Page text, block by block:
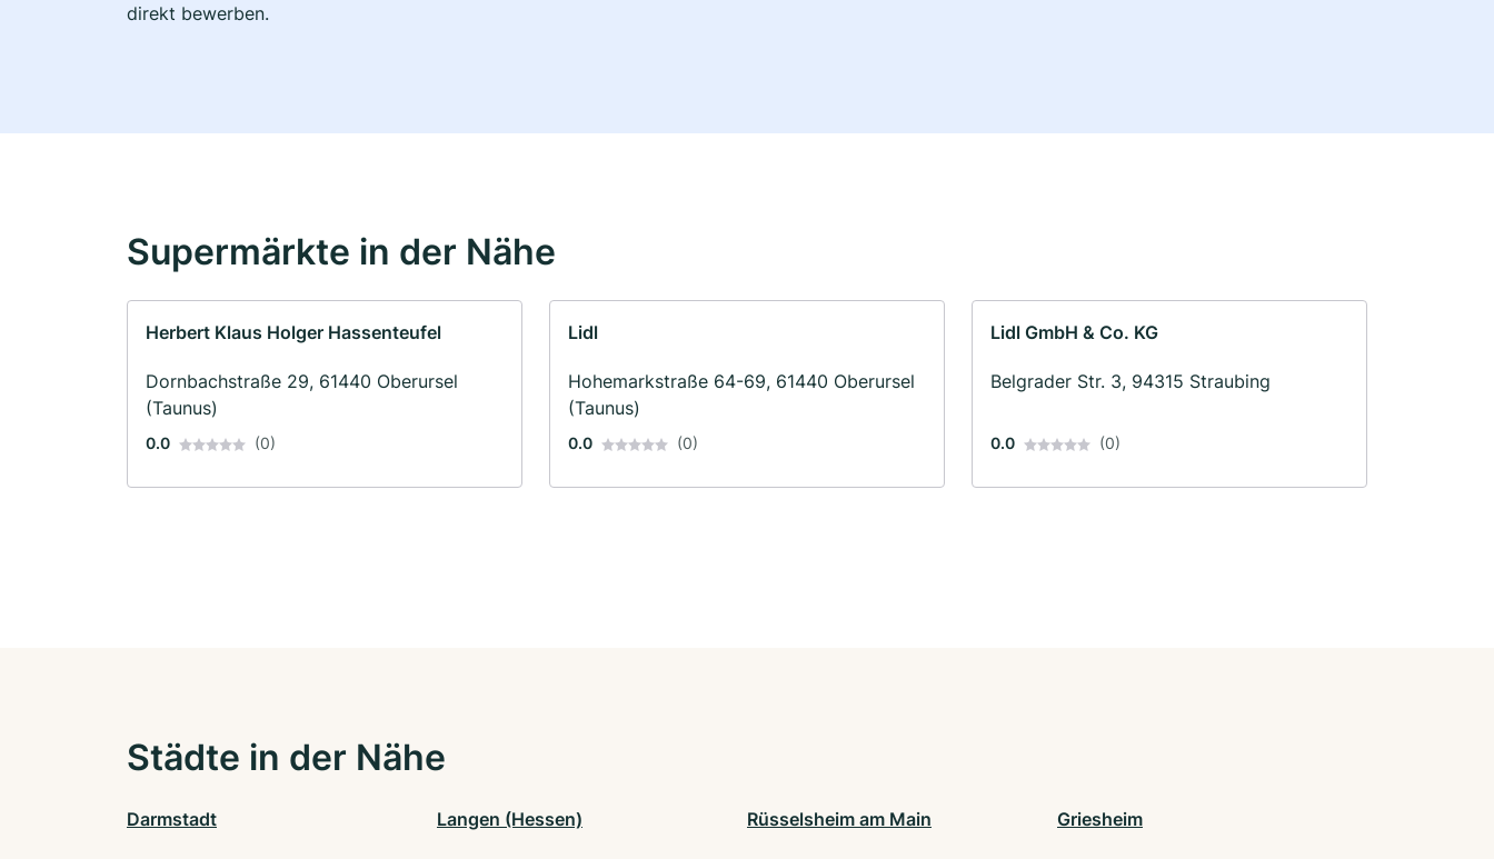
direkt bewerben.
Supermärkte in der Nähe
Herbert Klaus Holger Hassenteufel
Dornbachstraße 29, 61440 Oberursel
(Taunus)
0.0 (0)
Lidl
Hohemarkstraße 64-69, 61440 Oberursel
(Taunus)
0.0 (0)
Lidl GmbH & Co. KG
Belgrader Str. 3, 94315 Straubing
0.0 (0)
Städte in der Nähe
Darmstadt Langen (Hessen) Rüsselsheim am Main Griesheim